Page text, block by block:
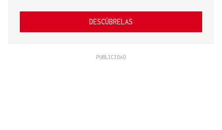
DESCÚBRELAS